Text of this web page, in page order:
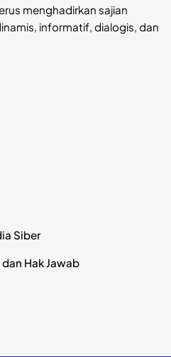
menghadirkan sajian
informatif, dialogis, dan
Siber
Hak Jawab